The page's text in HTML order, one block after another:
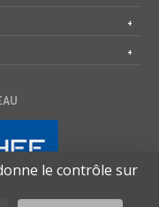
le contrôle sur